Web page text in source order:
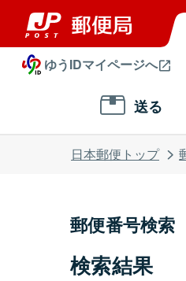
ゆうIDマイページへ
送る
日本郵便トップ
郵便番号検索
検索結果